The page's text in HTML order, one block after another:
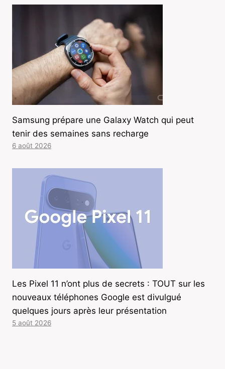
Samsung prépare une Galaxy Watch qui peut
tenir des semaines sans recharge
6 août 2026
Les Pixel 11 n’ont plus de secrets : TOUT sur les
nouveaux téléphones Google est divulgué
quelques jours après leur présentation
5 août 2026